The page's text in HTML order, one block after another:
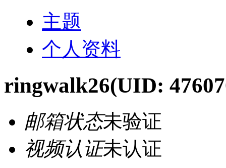
主题
个人资料
ringwalk26(UID:
邮箱状态未验证
视频认证未认证